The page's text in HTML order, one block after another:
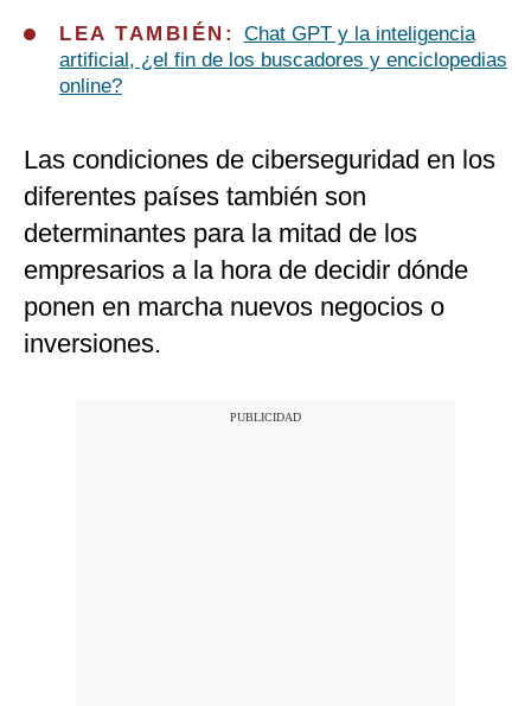
LEA TAMBIÉN: Chat GPT y la inteligencia
artificial, ¿el fin de los buscadores y enciclopedias
online?
Las condiciones de ciberseguridad en los
diferentes países también son
determinantes para la mitad de los
empresarios a la hora de decidir dónde
ponen en marcha nuevos negocios o
inversiones.